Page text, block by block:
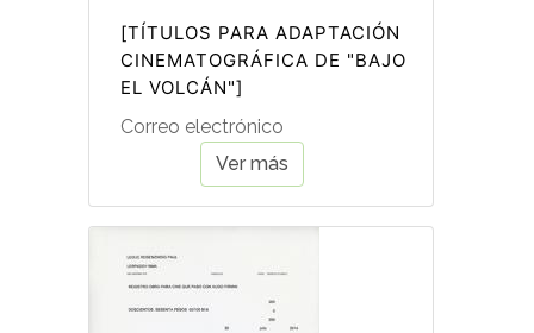
[TÍTULOS PARA ADAPTACIÓN
CINEMATOGRÁFICA DE "BAJO
EL VOLCÁN"]
Correo electrónico
Ver más